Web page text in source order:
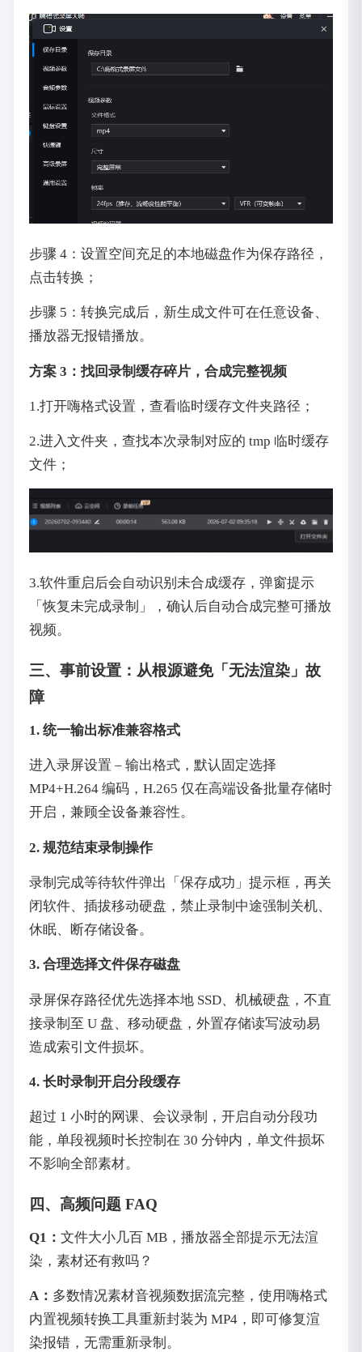
步骤 4：设置空间充足的本地磁盘作为保存路径，
点击转换；
步骤 5：转换完成后，新生成文件可在任意设备、
播放器无报错播放。
方案 3：找回录制缓存碎片，合成完整视频
1.打开嗨格式设置，查看临时缓存文件夹路径；
2.进入文件夹，查找本次录制对应的 tmp 临时缓存
文件；
3.软件重启后会自动识别未合成缓存，弹窗提示
「恢复未完成录制」，确认后自动合成完整可播放
视频。
三、事前设置：从根源避免「无法渲染」故
障
1. 统一输出标准兼容格式
进入录屏设置 – 输出格式，默认固定选择
MP4+H.264 编码，H.265 仅在高端设备批量存储时
开启，兼顾全设备兼容性。
2. 规范结束录制操作
录制完成等待软件弹出「保存成功」提示框，再关
闭软件、插拔移动硬盘，禁止录制中途强制关机、
休眠、断存储设备。
3. 合理选择文件保存磁盘
录屏保存路径优先选择本地 SSD、机械硬盘，不直
接录制至 U 盘、移动硬盘，外置存储读写波动易
造成索引文件损坏。
4. 长时录制开启分段缓存
超过 1 小时的网课、会议录制，开启自动分段功
能，单段视频时长控制在 30 分钟内，单文件损坏
不影响全部素材。
四、高频问题 FAQ
Q1： 文件大小几百 MB，播放器全部提示无法渲
染，素材还有救吗？
A： 多数情况素材音视频数据流完整，使用嗨格式
内置视频转换工具重新封装为 MP4，即可修复渲
染报错，无需重新录制。